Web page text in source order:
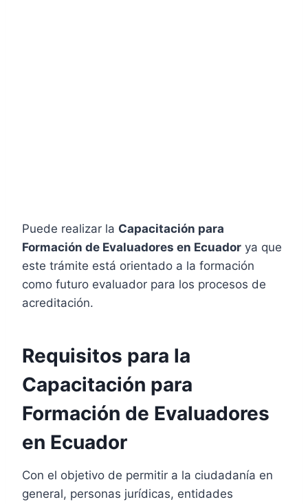
Puede realizar la Capacitación para
Formación de Evaluadores en Ecuador ya que
este trámite está orientado a la formación
como futuro evaluador para los procesos de
acreditación.
Requisitos para la
Capacitación para
Formación de Evaluadores
en Ecuador
Con el objetivo de permitir a la ciudadanía en
general, personas jurídicas, entidades